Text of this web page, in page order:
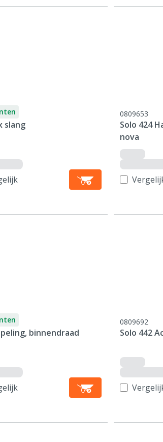
slang
0809653
Solo 424
nova
binnendraad
0809692
Solo 442